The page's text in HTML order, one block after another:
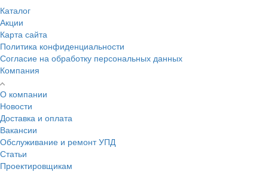
Каталог
Акции
Карта сайта
Политика конфиденциальности
Согласие на обработку персональных данных
Компания
О компании
Новости
Доставка и оплата
Вакансии
Обслуживание и ремонт УПД
Статьи
Проектировщикам